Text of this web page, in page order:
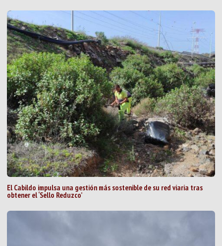
El Cabildo impulsa una gestión más sostenible de su red viaria tras
obtener el ‘Sello Reduzco’